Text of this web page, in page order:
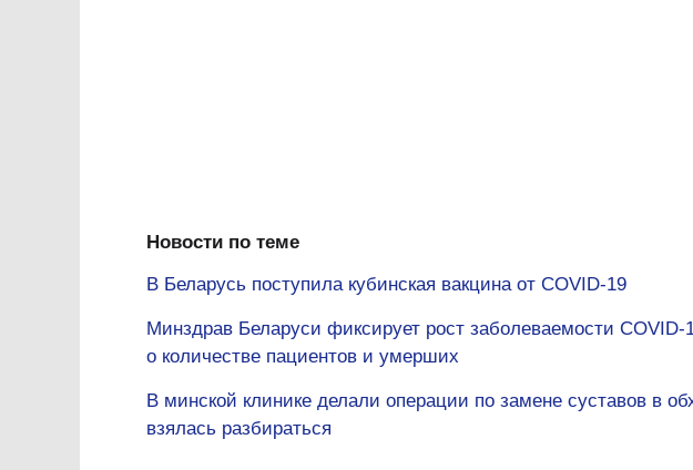
Новости по теме
В Беларусь поступила кубинская вакцина от COVID-19
Минздрав Беларуси фиксирует рост заболеваемости
о количестве пациентов и умерших
В минской клинике делали операции по замене суставов в
взялась разбираться